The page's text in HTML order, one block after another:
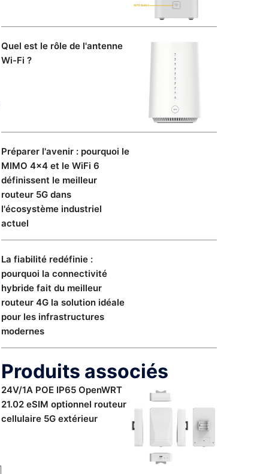
Quel est le rôle de l'antenne
Wi-Fi ?
Préparer l'avenir : pourquoi le
MIMO 4×4 et le WiFi 6
définissent le meilleur
routeur 5G dans
l'écosystème industriel
actuel
La fiabilité redéfinie :
pourquoi la connectivité
hybride fait du meilleur
routeur 4G la solution idéale
pour les infrastructures
modernes
Produits associés
24V/1A POE IP65 OpenWRT
21.02 eSIM optionnel routeur
cellulaire 5G extérieur